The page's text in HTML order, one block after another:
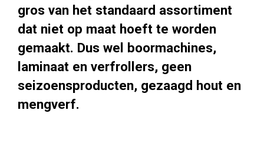
gros van het standaard assortiment
dat niet op maat hoeft te worden
gemaakt. Dus wel boormachines,
laminaat en verfrollers, geen
seizoensproducten, gezaagd hout en
mengverf.